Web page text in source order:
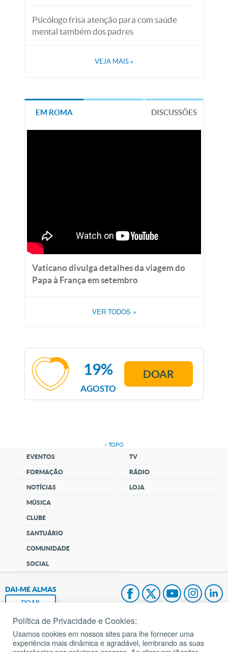
Psicólogo frisa atenção para com saúde
mental também dos padres
VEJA MAIS »
EM ROMA DISCUSSÕES
Vaticano divulga detalhes da viagem do
Papa à França em setembro
VER TODOS »
AGOSTO
19% DOAR
↑ TOPO
EVENTOS
FORMAÇÃO
NOTÍCIAS
MÚSICA
CLUBE
SANTUÁRIO
COMUNIDADE
SOCIAL
TV
RÁDIO
LOJA
DAI-ME ALMAS
DOAR
Fundação João Paulo II
Pedido de Oração
Política de Privacidade e Cookies:
Usamos cookies em nossos sites para lhe fornecer uma
experiência mais dinâmica e agradável, lembrando as suas